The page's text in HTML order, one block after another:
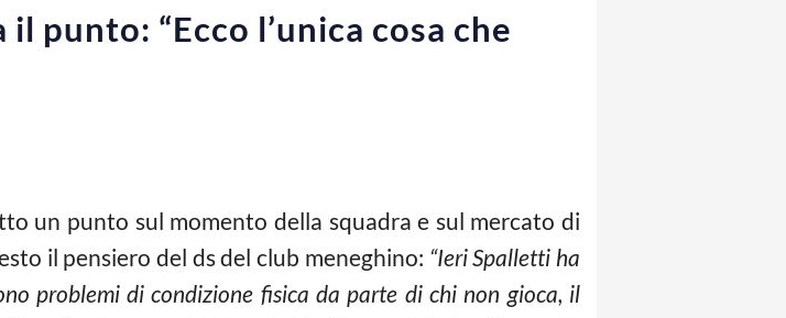
punto: “Ecco l’unica cosa che
un punto sul momento della squadra e sul mercato di
il pensiero del ds del club meneghino: “Ieri Spalletti ha
problemi di condizione fisica da parte di chi non gioca, il